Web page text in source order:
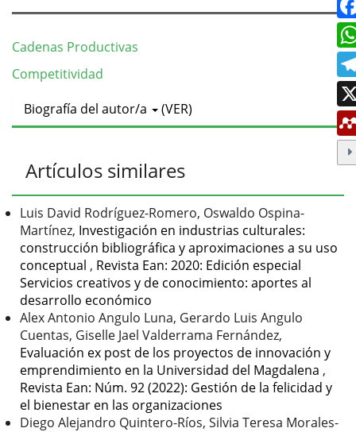
Cadenas Productivas
Competitividad
Detalles
artículo
Biografía del autor/a (VER)
Artículos similares
Luis David Rodríguez-Romero, Oswaldo Ospina-
Martínez, Investigación en industrias culturales:
construcción bibliográfica y aproximaciones a su uso
conceptual , Revista Ean: 2020: Edición especial
Servicios creativos y de conocimiento: aportes al
desarrollo económico
Alex Antonio Angulo Luna, Gerardo Luis Angulo
Cuentas, Giselle Jael Valderrama Fernández,
Evaluación ex post de los proyectos de innovación y
emprendimiento en la Universidad del Magdalena ,
Revista Ean: Núm. 92 (2022): Gestión de la felicidad y
el bienestar en las organizaciones
Diego Alejandro Quintero-Ríos, Silvia Teresa Morales-